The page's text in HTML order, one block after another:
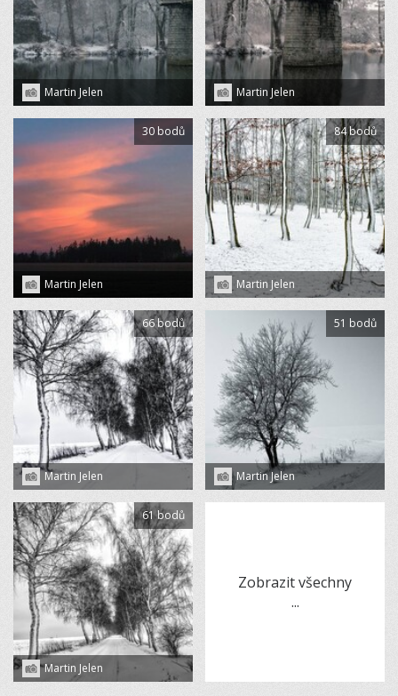
Martin Jelen Martin Jelen
Martin Jelen
30 bodů
Martin Jelen
84 bodů
Martin Jelen
66 bodů
Martin Jelen
51 bodů
Martin Jelen
61 bodů
Zobrazit všechny
...